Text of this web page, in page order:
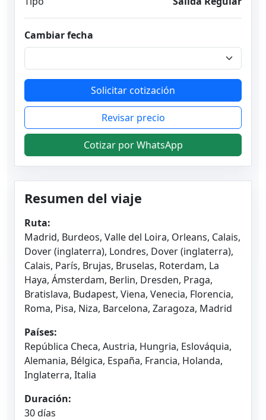
Resumen del viaje
Ruta:
Madrid, Burdeos, Valle del Loira, Orleans, Calais,
Dover (inglaterra), Londres, Dover (inglaterra),
Calais, París, Brujas, Bruselas, Roterdam, La
Haya, Ámsterdam, Berlin, Dresden, Praga,
Bratislava, Budapest, Viena, Venecia, Florencia,
Roma, Pisa, Niza, Barcelona, Zaragoza, Madrid
Países:
República Checa, Austria, Hungria, Eslováquia,
Alemania, Bélgica, España, Francia, Holanda,
Inglaterra, Italia
Duración:
30 días
Cambiar fecha
Solicitar cotización
Revisar precio
Cotizar por WhatsApp